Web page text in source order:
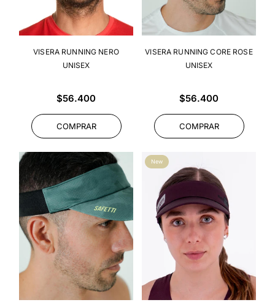
VISERA RUNNING NERO
UNISEX
Precio
$56.400
COMPRAR
VISERA RUNNING CORE ROSE
UNISEX
Precio
$56.400
COMPRAR
New